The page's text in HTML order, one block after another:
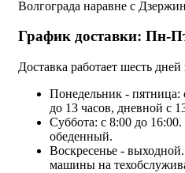
Волгограда наравне с
График доставки: Пн-
Доставка работает шесть
Понедельник - пятница:
до 13 часов, дневной с
Суббота: с 8:00 до
обеденный.
Воскресенье -
машины на